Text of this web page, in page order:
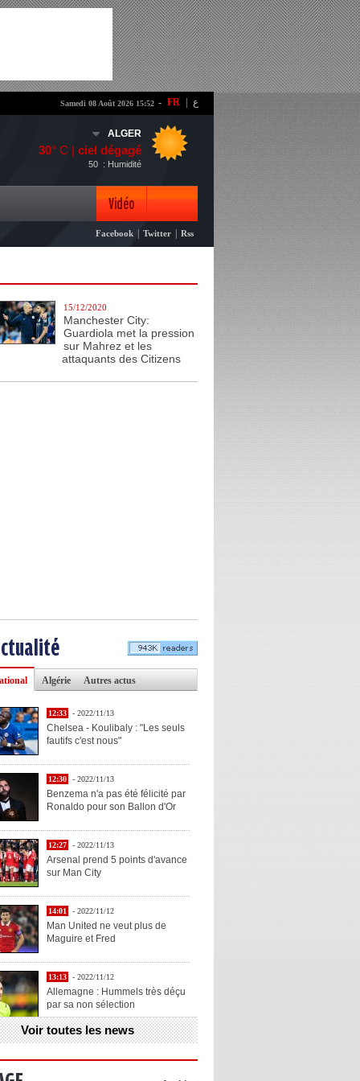
- FR ع Samedi 08 Août 2026 15:52
ALGER
30° C | ciel dégagé
: Humidité
50
Vidéo
Photo
Facebook Twitter Rss
15/12/2020
Manchester City:
Guardiola met la pression
sur Mahrez et les
attaquants des Citizens
Algérie Autres actus
12:33 - 2022/11/13
Chelsea - Koulibaly : "Les seuls
fautifs c'est nous"
12:30 - 2022/11/13
Benzema n'a pas été félicité par
Ronaldo pour son Ballon d'Or
12:27 - 2022/11/13
Arsenal prend 5 points d'avance
sur Man City
14:01 - 2022/11/12
Man United ne veut plus de
Maguire et Fred
13:13 - 2022/11/12
Allemagne : Hummels très déçu
par sa non sélection
13:11 - 2022/11/12
Henry explique la chose qu'il
Voir toutes les news